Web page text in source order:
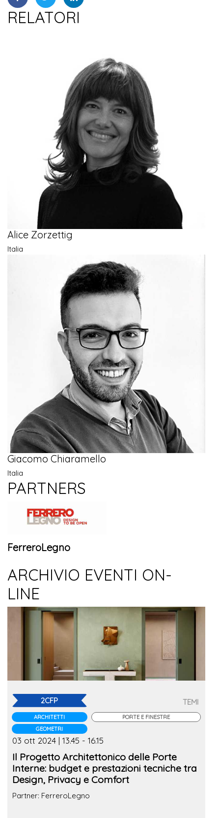
RELATORI
Alice Zorzettig
Italia
Giacomo Chiaramello
Italia
PARTNERS
FerreroLegno
ARCHIVIO EVENTI ON-
LINE
2CFP
ARCHITETTI
GEOMETRI
TEMI
PORTE E FINESTRE
03 ott 2024 | 13.45 - 16.15
Il Progetto Architettonico delle Porte
Interne: budget e prestazioni tecniche tra
Design, Privacy e Comfort
Partner: FerreroLegno